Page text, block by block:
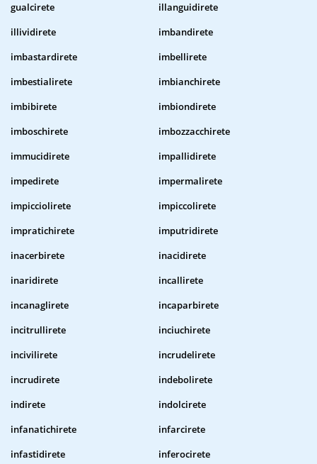
gualcirete
illanguidirete
illividirete
imbandirete
imbastardirete
imbellirete
imbestialirete
imbianchirete
imbibirete
imbiondirete
imboschirete
imbozzacchirete
immucidirete
impallidirete
impedirete
impermalirete
impicciolirete
impiccolirete
impratichirete
imputridirete
inacerbirete
inacidirete
inaridirete
incallirete
incanaglirete
incaparbirete
incitrullirete
inciuchirete
incivilirete
incrudelirete
incrudirete
indebolirete
indirete
indolcirete
infanatichirete
infarcirete
infastidirete
inferocirete